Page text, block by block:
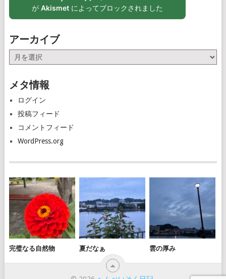
が Akismetによってブロックされました
アーカイブ
ー
イ
メタ情報
ログイン
投稿フィード
コメントフィード
WordPress.org
完璧なる自然物 夏だなぁ 雲の厚み